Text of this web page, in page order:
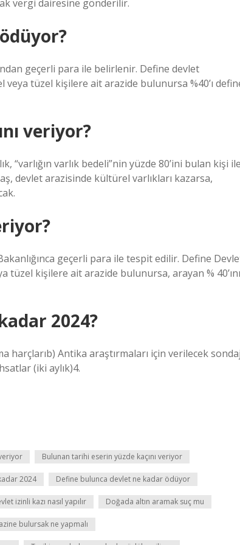
vergi dairesine gönderilir.
geçerli para ile belirlenir. Define devlet
veya tüzel kişilere ait arazide bulunursa %40’ı
veriyor?
“varlığın varlık bedeli”nin yüzde 80’ini bulan kişi ile
devlet arazisinde kültürel varlıkları kazarsa,
geçerli para ile tespit edilir. Define
tüzel kişilere ait arazide bulunursa, arayan % 40’ını
2024?
harçlarıb) Antika araştırmaları için verilecek sondaj
(iki aylık)4.
Bulunan tarihi eserin yüzde kaçını veriyor
2024 Define bulunca devlet ne kadar ödüyor
izinli kazı nasıl yapılır Doğada altın aramak suç mu
bulursak ne yapmalı